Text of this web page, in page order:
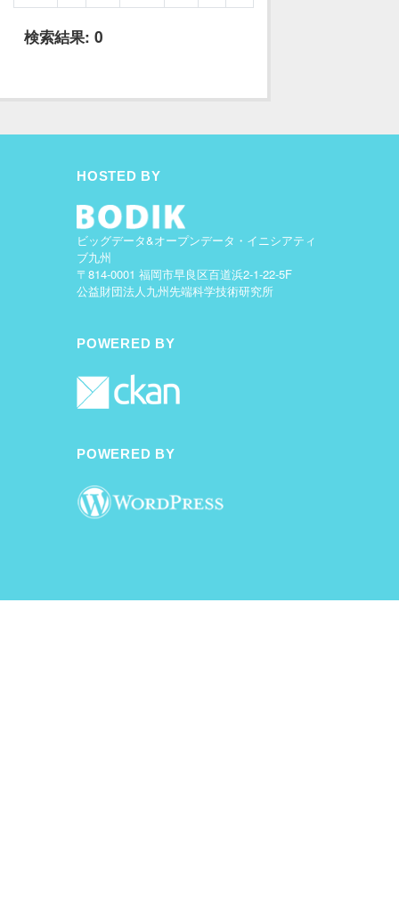
検索結果: 0
HOSTED BY
ビッグデータ&オープンデータ・イニシアティ
ブ九州
〒814-0001 福岡市早良区百道浜2-1-22-5F
公益財団法人九州先端科学技術研究所
POWERED BY
POWERED BY